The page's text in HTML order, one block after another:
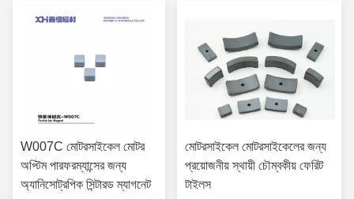
W007C মোটরসাইকেল মোটর
অপ্টিম পারফরম্যান্সের জন্য
অ্যানিসোট্রপিক সিন্টারড ম্যাগনেট
মোটরসাইকেল মোটরসাইকেলের জন্য
প্রয়োজনীয় স্থায়ী চৌম্বকীয় ফেরিট
টাইলস